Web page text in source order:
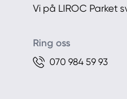
Vi på LIROC Parket
Ring oss
070 984 59 93